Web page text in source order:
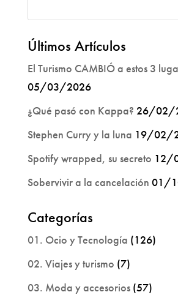
Últimos Artículos
El Turismo CAMBIÓ a estos 3
05/03/2026
¿Qué pasó con Kappa? 26/02/
Stephen Curry y la luna 19/02/
Spotify wrapped, su secreto 12/
Sobervivir a la cancelación 01/
Categorías
01. Ocio y Tecnología (126)
02. Viajes y turismo (7)
03. Moda y accesorios(57)